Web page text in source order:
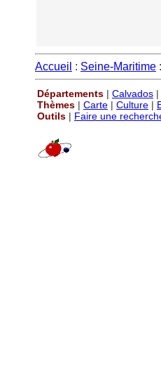
Accueil : Seine-Maritime :
Départements | Calvados |
Thèmes | Carte | Culture |
Outils | Faire une